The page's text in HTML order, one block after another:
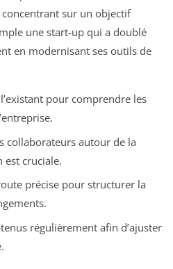
sur un objectif
une start-up qui a doublé
en modernisant ses outils de
pour comprendre les
collaborateurs autour de la
est cruciale.
précise pour structurer la
régulièrement afin d’ajuster